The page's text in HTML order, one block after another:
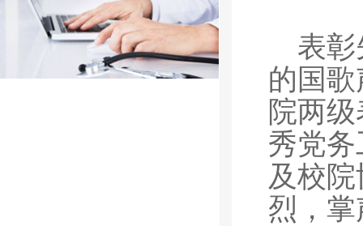
表
的国
院两
秀党
及校
烈，